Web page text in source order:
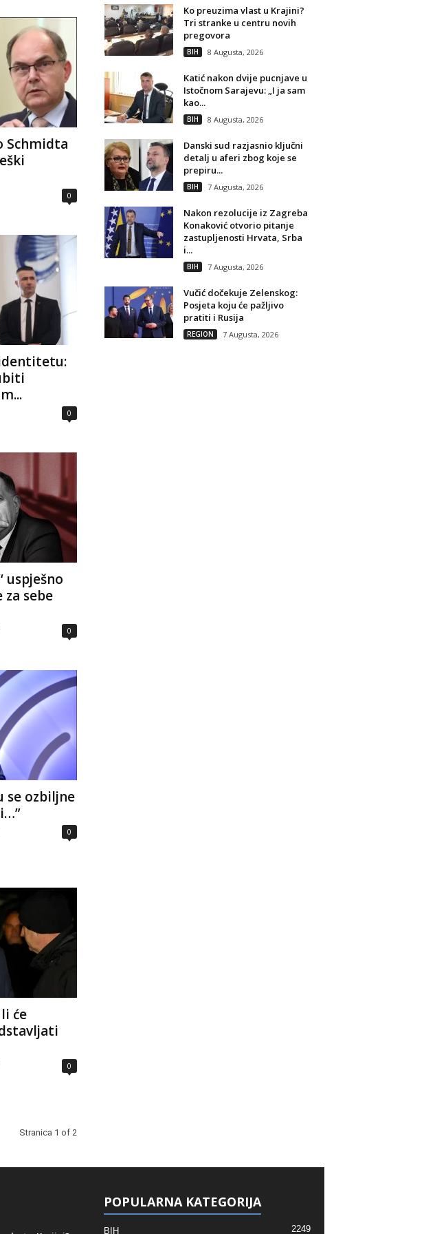
Schmidta
0
0
uspješno
sebe
0
se ozbiljne
0
će
0
Stranica 1 of 2
Ko preuzima vlast u Krajini?
Tri stranke u centru novih
pregovora
BIH 8 Augusta, 2026
Katić nakon dvije pucnjave u
Istočnom Sarajevu: „I ja sam
kao...
BIH 8 Augusta, 2026
Danski sud razjasnio ključni
detalj u aferi zbog koje se
prepiru...
BIH 7 Augusta, 2026
Nakon rezolucije iz Zagreba
Konaković otvorio pitanje
zastupljenosti Hrvata, Srba
i...
BIH 7 Augusta, 2026
Vučić dočekuje Zelenskog:
Posjeta koju će pažljivo
pratiti i Rusija
REGION 7 Augusta, 2026
POPULARNA KATEGORIJA
BIH 2249